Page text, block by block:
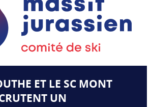
ET LE SC MONT
UN